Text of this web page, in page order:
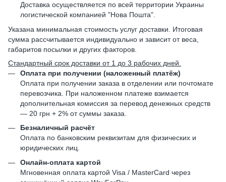
Доставка осуществляется по всей территории Украины
логистической компанией "Нова Пошта".
Указана минимальная стоимость услуг доставки. Итоговая
сумма рассчитывается индивидуально и зависит от веса,
габаритов посылки и других факторов.
Стандартный срок доставки от 1 до 3 рабочих дней.
Оплата при получении (наложенный платёж)
Оплата при получении заказа в отделении или почтомате
перевозчика. При наложенном платеже взимается
дополнительная комиссия за перевод денежных средств
— 20 грн + 2% от суммы заказа.
Безналичный расчёт
Оплата по банковским реквизитам для физических и
юридических лиц.
Онлайн-оплата картой
Мгновенная оплата картой Visa / MasterCard через